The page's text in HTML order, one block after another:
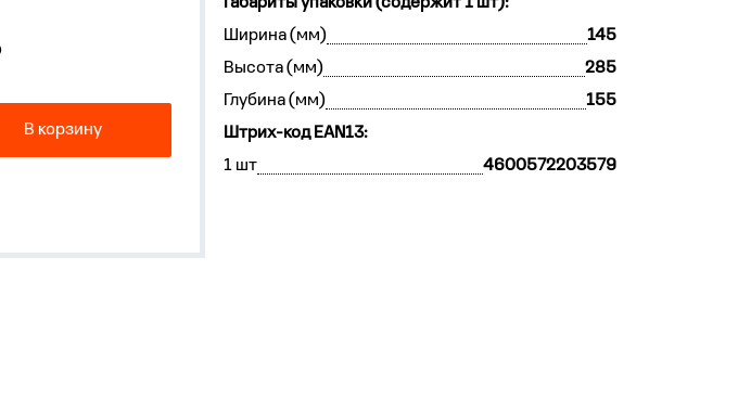
В корзину
Ширина (мм)
145
Высота (мм)
285
Глубина (мм)
155
Штрих-код EAN13:
1 шт
4600572203579